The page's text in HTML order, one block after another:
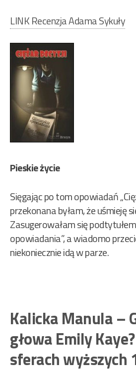
LINK Recenzja Adama Sykuły
Pieskie życie
Sięgając po tom opowiadań
przekonana byłam, że uśmieję
Zasugerowałam się
opowiadania”, a wiadomo
niekoniecznie idą w parze.
Kalicka Manula –
głowa Emily
sferach